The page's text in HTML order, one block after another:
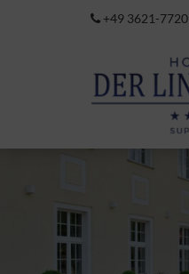
+49 3621-7720